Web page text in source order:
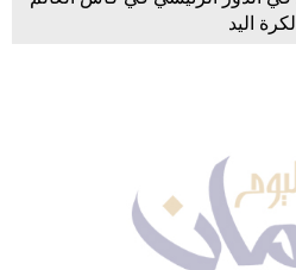
لكرة اليد